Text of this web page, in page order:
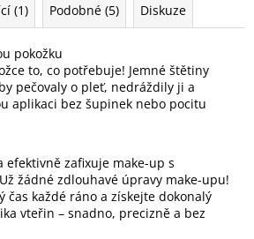
(1) Podobné (5) Diskuze
pokožku
to, co potřebuje! Jemné štětiny
pečovaly o pleť, nedráždily ji a
aplikaci bez šupinek nebo pocitu
efektivně zafixuje make-up s
žádné zdlouhavé úpravy make-upu!
čas každé ráno a získejte dokonalý
vteřin – snadno, precizně a bez